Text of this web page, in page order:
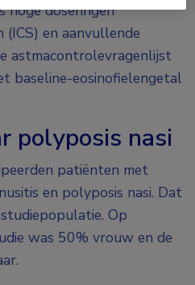
hoge doseringen
en aanvullende
astmacontrolevragenlijst
baseline-eosinofielengetal
polyposis nasi
patiënten met
en polyposis nasi. Dat
Op
was 50% vrouw en de